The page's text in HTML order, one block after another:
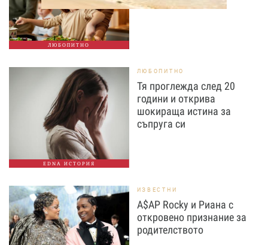
ЛЮБОПИТНО
EDNA ИСТОРИЯ
ЛЮБОПИТНО
Тя проглежда след 20
години и открива
шокираща истина за
съпруга си
ИЗВЕСТНИ
A$AP Rocky и Риана с
откровено признание за
родителството